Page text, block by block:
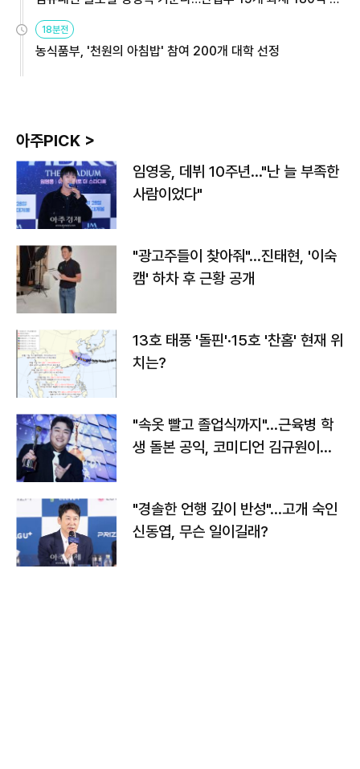
원
18분전
농식품부, '천원의 아침밥' 참여 200개 대학 선정
아주PICK >
임영웅, 데뷔 10주년…"난 늘 부족한
사람이었다"
"광고주들이 찾아줘"…진태현, '이숙
캠' 하차 후 근황 공개
13호 태풍 '돌핀'·15호 '찬홈' 현재 위
치는?
"속옷 빨고 졸업식까지"…근육병 학
생 돌본 공익, 코미디언 김규원이었
"경솔한 언행 깊이 반성"…고개 숙인
신동엽, 무슨 일이길래?